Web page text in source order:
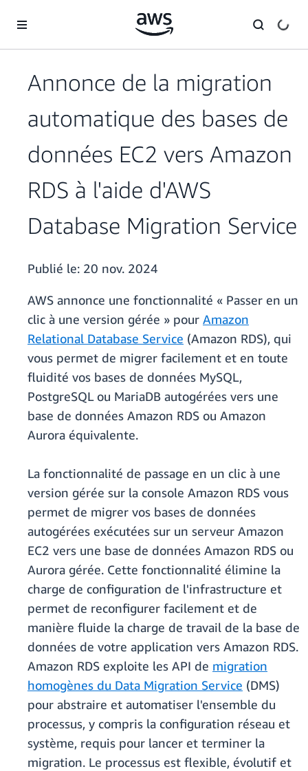
Annonce de la migration
automatique des bases de
données EC2 vers Amazon
RDS à l'aide d'AWS
Database Migration Service
Publié le: 20 nov. 2024
AWS annonce une fonctionnalité « Passer en un
clic à une version gérée » pour Amazon
Relational Database Service (Amazon RDS), qui
vous permet de migrer facilement et en toute
fluidité vos bases de données MySQL,
PostgreSQL ou MariaDB autogérées vers une
base de données Amazon RDS ou Amazon
Aurora équivalente.
La fonctionnalité de passage en un clic à une
version gérée sur la console Amazon RDS vous
permet de migrer vos bases de données
autogérées exécutées sur un serveur Amazon
EC2 vers une base de données Amazon RDS ou
Aurora gérée. Cette fonctionnalité élimine la
charge de configuration de l'infrastructure et
permet de reconfigurer facilement et de
manière fluide la charge de travail de la base de
données de votre application vers Amazon RDS.
Amazon RDS exploite les API de migration
homogènes du Data Migration Service (DMS)
pour abstraire et automatiser l'ensemble du
processus, y compris la configuration réseau et
système, requis pour lancer et terminer la
migration. Le processus est flexible, évolutif et